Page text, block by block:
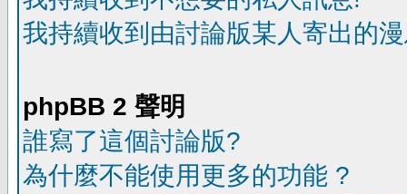
我持續收到由討論版某人寄出的
phpBB 2 聲明
誰寫了這個討論版?
為什麼不能使用更多的功能 ?